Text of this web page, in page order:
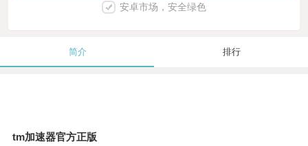
安卓市场，安全绿色
简介 排行
tm加速器官方正版